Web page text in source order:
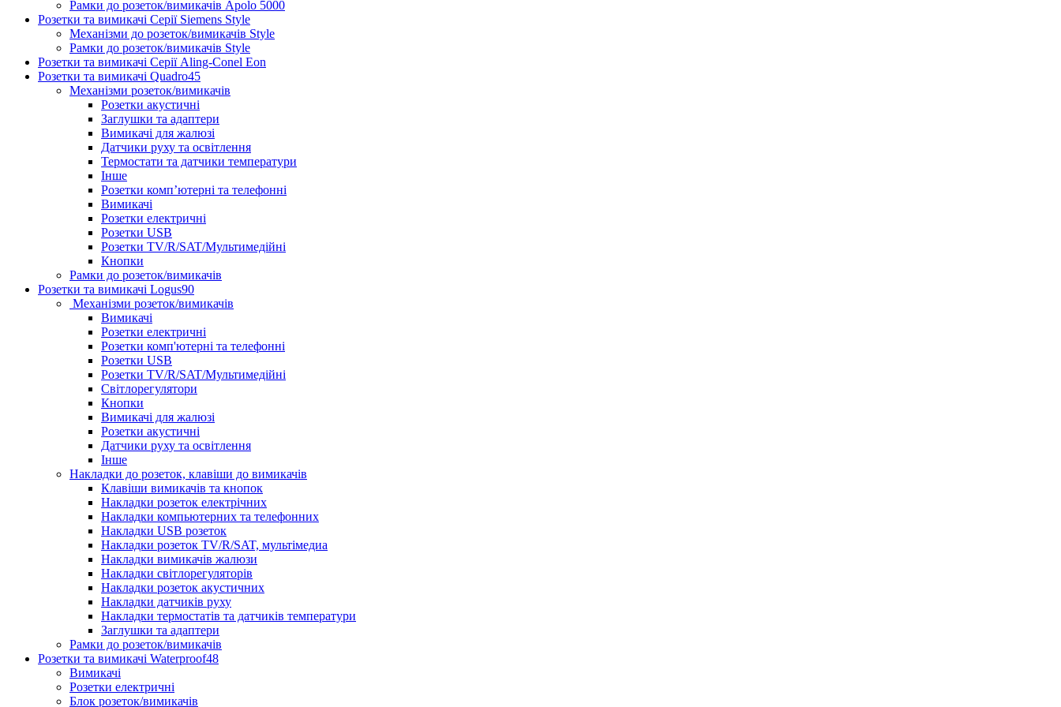
Рамки до розеток/вимикачів Apolo 5000
Розетки та вимикачі Серії Siemens Style
Механізми до розеток/вимикачів Style
Рамки до розеток/вимикачів Style
Розетки та вимикачі Серії Aling-Conel Eon
Розетки та вимикачі Quadro45
Механізми розеток/вимикачів
Розетки акустичні
Заглушки та адаптери
Вимикачі для жалюзі
Датчики руху та освітлення
Термостати та датчики температури
Інше
Розетки комп’ютерні та телефонні
Вимикачі
Розетки електричні
Розетки USB
Розетки TV/R/SAT/Мультимедійні
Кнопки
Рамки до розеток/вимикачів
Розетки та вимикачі Logus90
Механізми розеток/вимикачів
Вимикачі
Розетки електричні
Розетки комп'ютерні та телефонні
Розетки USB
Розетки TV/R/SAT/Мультимедійні
Світлорегулятори
Кнопки
Вимикачі для жалюзі
Розетки акустичні
Датчики руху та освітлення
Інше
Накладки до розеток, клавіши до вимикачів
Клавіши вимикачів та кнопок
Накладки розеток електрічних
Накладки компьютерних та телефонних
Накладки USB розеток
Накладки розеток TV/R/SAT, мультімедиа
Накладки вимикачів жалюзи
Накладки світлорегуляторів
Накладки розеток акустичних
Накладки датчиків руху
Накладки термостатів та датчиків температури
Заглушки та адаптери
Рамки до розеток/вимикачів
Розетки та вимикачі Waterproof48
Вимикачі
Розетки електричні
Блок розеток/вимикачів